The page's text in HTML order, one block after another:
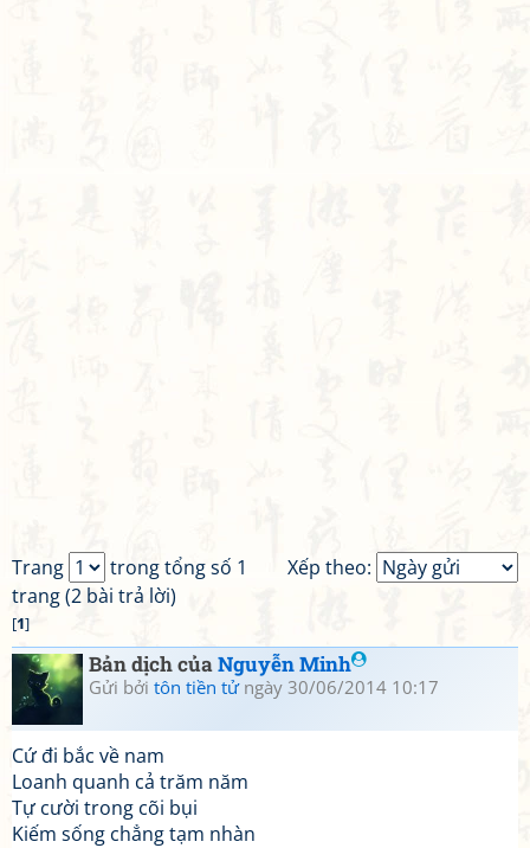
Xếp theo:
Trang
trong tổng số 1
trang (2 bài trả lời)
[1]
Bản dịch củaNguyễn Minh
Gửi bởi tôn tiền tửngày 30/06/2014 10:17
Cứ đi bắc về nam
Loanh quanh cả trăm năm
Tự cười trong cõi bụi
Kiếm sống chẳng tạm nhàn